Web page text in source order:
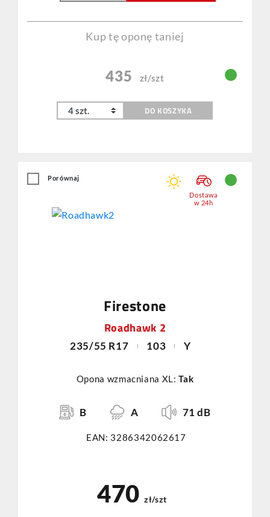
Kup tę oponę taniej
435 zł/szt
DO KOSZYKA
Firestone
Roadhawk 2
235/55 R17 103 Y
Opona wzmacniana XL:Tak
B A 71 dB
EAN: 3286342062617
Porównaj
Dostawa
w 24h
470 zł/szt